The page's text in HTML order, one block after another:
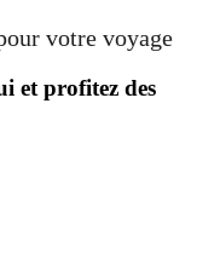
votre voyage
et profitez des